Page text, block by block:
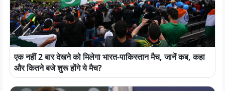
एक नहीं 2 बार देखने को मिलेगा भारत-पाकिस्तान मैच, जानें कब, कहा
और कितने बजे शुरू होंगे ये मैच?